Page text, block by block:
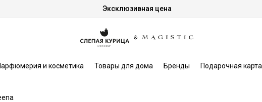
Эксклюзивная цена
и косметика Товары для дома Бренды Подарочная карта